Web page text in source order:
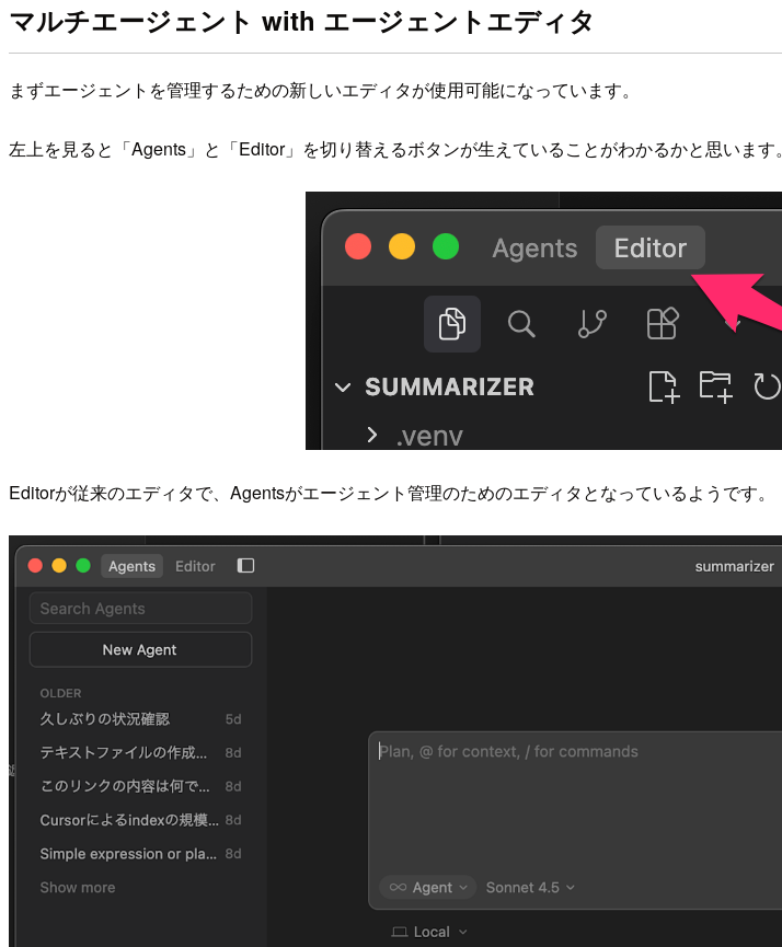
マルチエージェント with エージェントエディタ
まずエージェントを管理するための新しいエディタが使用可能になっています。
左上を見ると「Agents」と「Editor」を切り替えるボタンが生えていることがわかるかと思います。
Editorが従来のエディタで、Agentsがエージェント管理のためのエディタとなっているようです。